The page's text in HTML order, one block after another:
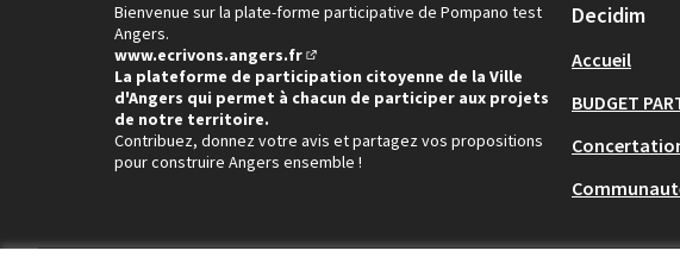
Bienvenue sur la plate-forme participative de Pompano test
Angers.
www.ecrivons.angers.fr
(Lien externe)
La plateforme de participation citoyenne de la Ville
d'Angers qui permet à chacun de participer aux projets
de notre territoire.
Contribuez, donnez votre avis et partagez vos propositions
pour construire Angers ensemble !
Decidim
Accueil
BUDGET